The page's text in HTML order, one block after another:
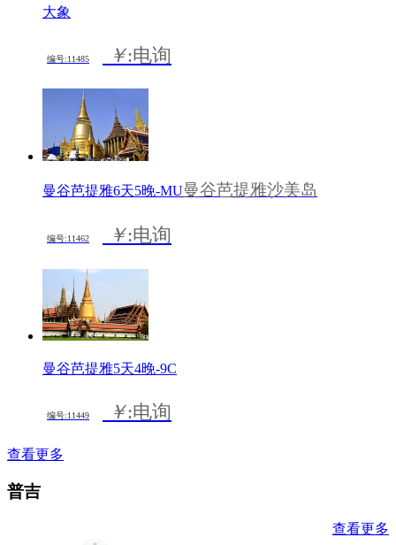
大象
编号:11485 ￥:电询
曼谷芭提雅6天5晚-MU曼谷芭提雅沙美岛
编号:11462 ￥:电询
曼谷芭提雅5天4晚-9C
编号:11449 ￥:电询
查看更多
普吉
查看更多